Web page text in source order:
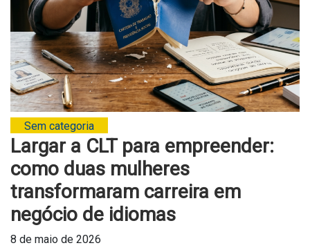
Sem categoria
Largar a CLT para empreender:
como duas mulheres
transformaram carreira em
negócio de idiomas
8 de maio de 2026